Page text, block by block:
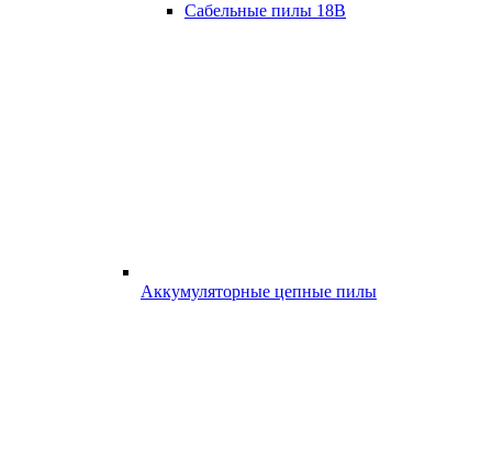
Сабельные пилы 18В
Аккумуляторные цепные пилы